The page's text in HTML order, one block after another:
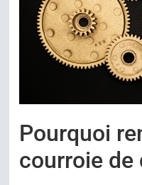
Pourquoi
courroie